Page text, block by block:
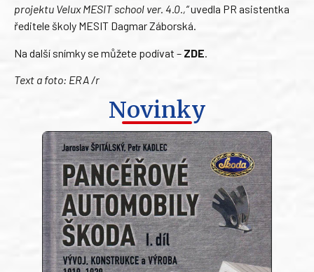
projektu Velux MESIT school ver. 4.0.,“uvedla PR asistentka
ředitele školy MESIT Dagmar Záborská.
Na další snímky se můžete podívat – ZDE
Text a foto: ERA /r
Novinky